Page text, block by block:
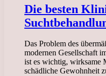
Die besten
Das Problem des
modernen Gesellschaft
ist es wichtig, wirksame
schädliche Gewohnheit